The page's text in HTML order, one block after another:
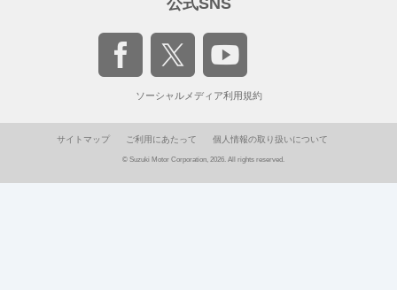
公式SNS
ソーシャルメディア利用規約
サイトマップ ご利用にあたって 個人情報の取り扱いについて
© Suzuki Motor Corporation, 2026. All rights reserved.